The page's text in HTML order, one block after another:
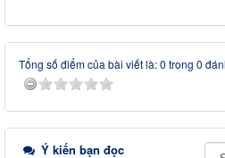
Tổng số điểm của bài viết là: 0 trong 0
Ý kiến bạn đọc